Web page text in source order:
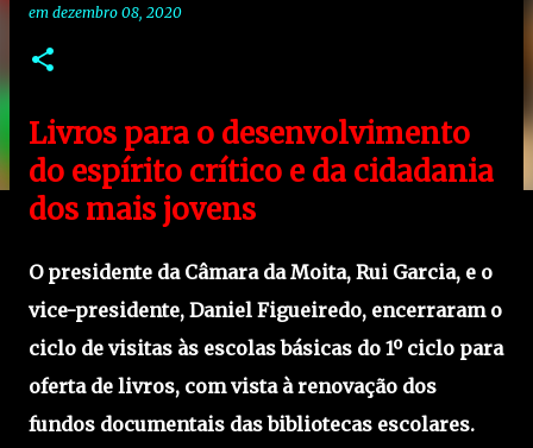
em dezembro 08, 2020
Livros para o desenvolvimento
do espírito crítico e da cidadania
dos mais jovens
O presidente da Câmara da Moita, Rui Garcia, e o
vice-presidente, Daniel Figueiredo, encerraram o
ciclo de visitas às escolas básicas do 1º ciclo para
oferta de livros, com vista à renovação dos
fundos documentais das bibliotecas escolares.